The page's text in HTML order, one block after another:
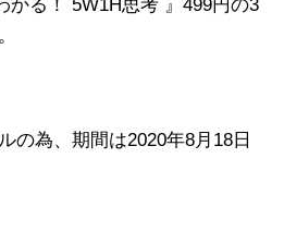
かる！ 5W1H思考 』499円の3
の為、期間は2020年8月18日